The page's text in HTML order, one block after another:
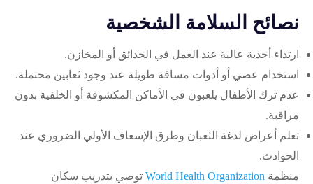
نصائح السلامة الشخصية
ارتداء أحذية عالية عند العمل في الحدائق أو المخازن.
استخدام عصي أو أدوات مسافة طويلة عند وجود ثعابين محتملة.
عدم ترك الأطفال يلعبون في الأماكن المكشوفة أو الخلفية بدون
مراقبة.
تعلم أعراض لدغة الثعبان وطرق الإسعاف الأولي الضروري عند
الحوادث.
منظمة World Health Organization توصي بتدريب سكان